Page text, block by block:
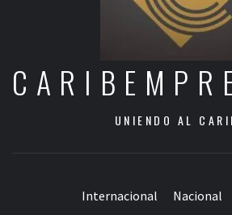
UNIENDO AL
Internacional Nacional